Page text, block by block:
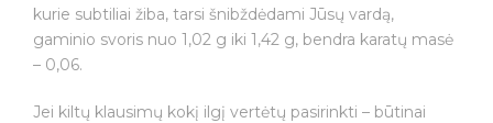
"O"
kurie subtiliai žiba, tarsi šnibždėdami Jūsų vardą,
gaminio svoris nuo 1,02 g iki 1,42 g, bendra karatų masė
– 0,06.
Jei kiltų klausimų kokį ilgį vertėtų pasirinkti – būtinai